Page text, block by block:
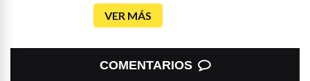
VER MÁS
COMENTARIOS